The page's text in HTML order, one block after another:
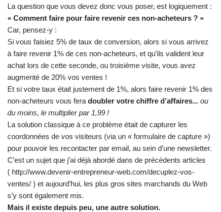
La question que vous devez donc vous poser, est logiquement :
« Comment faire pour faire revenir ces non-acheteurs ? »
Car, pensez-y :
Si vous faisiez 5% de taux de conversion, alors si vous arrivez
à faire revenir 1% de ces non-acheteurs, et qu’ils valident leur
achat lors de cette seconde, ou troisième visite, vous avez
augmenté de 20% vos ventes !
Et si votre taux était justement de 1%, alors faire revenir 1% des
non-acheteurs vous fera doubler votre chiffre d’affaires... ou
du moins, le multiplier par 1,99 !
La solution classique à ce problème était de capturer les
coordonnées de vos visiteurs (via un « formulaire de capture »)
pour pouvoir les recontacter par email, au sein d’une newsletter.
C’est un sujet que j’ai déjà abordé dans de précédents articles
( http://www.devenir-entrepreneur-web.com/decuplez-vos-
ventes/ ) et aujourd’hui, les plus gros sites marchands du Web
s’y sont également mis.
Mais il existe depuis peu, une autre solution.